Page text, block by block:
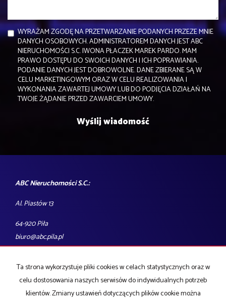
WYRAŻAM ZGODĘ NA PRZETWARZANIE PODANYCH PRZEZE MNIE
DANYCH OSOBOWYCH. ADMINISTRATOREM DANYCH JEST ABC
NIERUCHOMOŚCI S.C. IWONA PŁACZEK MAREK PARDO. MAM
PRAWO DOSTĘPU DO SWOICH DANYCH I ICH POPRAWIANIA.
PODANIE DANYCH JEST DOBROWOLNE. DANE ZBIERANE SĄ W
CELU MARKETINGOWYM ORAZ W CELU REALIZOWANIA I
WYKONANIA ZAWARTEJ UMOWY LUB DO PODJĘCIA DZIAŁAŃ NA
TWOJE ŻĄDANIE PRZED ZAWARCIEM UMOWY.
ABC Nieruchomości S.C.:
Al. Piastów 13
64-920 Piła
biuro@abc.pila.pl
tel.: 606-750-966
Godziny otwarcia biura: pon-pt 9:00-17:00
Mieszkaniana wynajem
Domyna wynajem
Ta strona wykorzystuje pliki cookies w celach statystycznych oraz w
celu dostosowania naszych serwisów do indywidualnych potrzeb
klientów. Zmiany ustawień dotyczących plików cookie można